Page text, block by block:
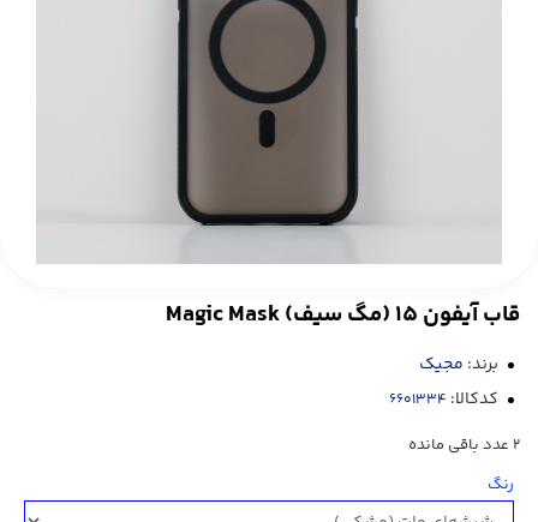
قاب آيفون 15 (مگ سیف) Magic Mask
برند: مجیک
کدکالا:
2 عدد باقی مانده
رنگ